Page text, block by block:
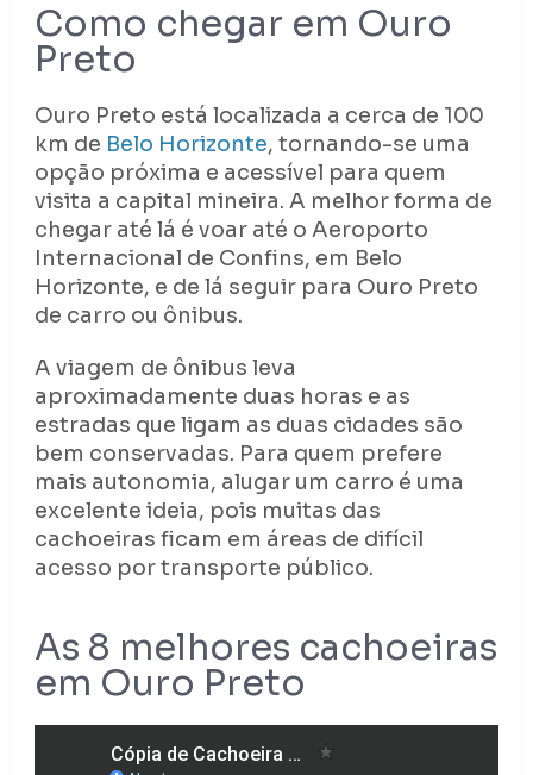
Como chegar em Ouro
Preto
Ouro Preto está localizada a cerca de 100
km de Belo Horizonte, tornando-se uma
opção próxima e acessível para quem
visita a capital mineira. A melhor forma de
chegar até lá é voar até o Aeroporto
Internacional de Confins, em Belo
Horizonte, e de lá seguir para Ouro Preto
de carro ou ônibus.
A viagem de ônibus leva
aproximadamente duas horas e as
estradas que ligam as duas cidades são
bem conservadas. Para quem prefere
mais autonomia, alugar um carro é uma
excelente ideia, pois muitas das
cachoeiras ficam em áreas de difícil
acesso por transporte público.
As 8 melhores cachoeiras
em Ouro Preto